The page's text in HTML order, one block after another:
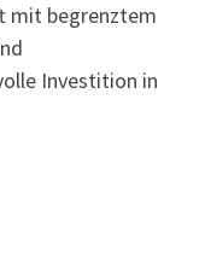
mit begrenztem
Investition in